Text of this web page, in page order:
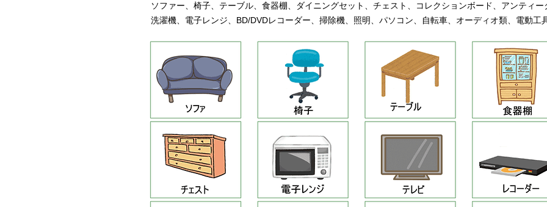
ソファー、椅子、テーブル、食器棚、ダイニングセット、チェスト、コレクションボード、アンティ
洗濯機、電子レンジ、BD/DVDレコーダー、掃除機、照明、パソコン、自転車、オーディオ類、電動工